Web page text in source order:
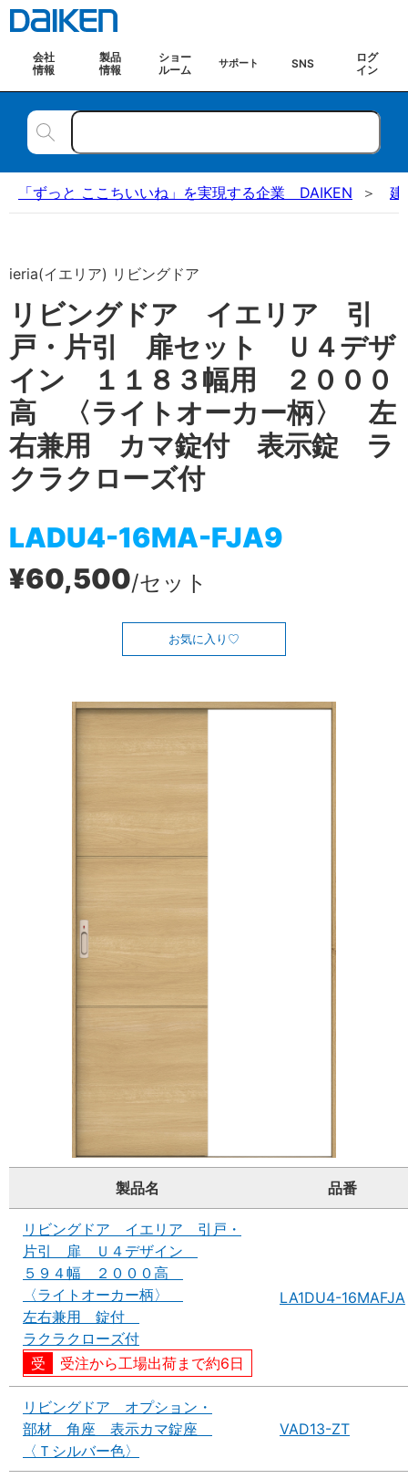
会社
情報
製品
情報
ショー
ルーム
サポート SNS
ログ
イン
「ずっと ここちいいね」を実現する企業 DAIKEN 建
ieria(イエリア) リビングドア
リビングドア イエリア 引
戸・片引 扉セット Ｕ４デザ
イン １１８３幅用 ２０００
高 〈ライトオーカー柄〉 左
右兼用 カマ錠付 表示錠 ラ
クラクローズ付
LADU4-16MA-FJA9
¥60,500/セット
お気に入り
製品名 品番
リビングドア イエリア 引戸・
片引 扉 Ｕ４デザイン
５９４幅 ２０００高
〈ライトオーカー柄〉
左右兼用 錠付
ラクラクローズ付
受注から工場出荷まで約6日
LA1DU4-16MAFJA
リビングドア オプション・
部材 角座 表示カマ錠座
〈Ｔシルバー色〉
VAD13-ZT